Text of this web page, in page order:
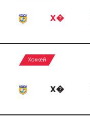
Х�
Хоккей
Х�